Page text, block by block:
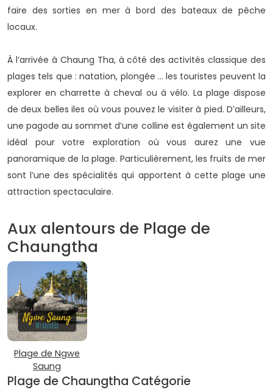
faire des sorties en mer à bord des bateaux de pêche
locaux.
À l’arrivée à Chaung Tha, à côté des activités classique des
plages tels que : natation, plongée … les touristes peuvent la
explorer en charrette à cheval ou à vélo. La plage dispose
de deux belles iles où vous pouvez le visiter à pied. D’ailleurs,
une pagode au sommet d’une colline est également un site
idéal pour votre exploration où vous aurez une vue
panoramique de la plage. Particulièrement, les fruits de mer
sont l’une des spécialités qui apportent à cette plage une
attraction spectaculaire.
Aux alentours de Plage de
Chaungtha
Plage de Ngwe
Saung
Plage de Chaungtha Catégorie